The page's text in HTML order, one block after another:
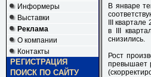
Информеры
Выставки
Реклама
О компании
Контакты
РЕГИСТРАЦИЯ
ПОИСК ПО САЙТУ
В январе
III
в III
снизились.
Рост
превышает